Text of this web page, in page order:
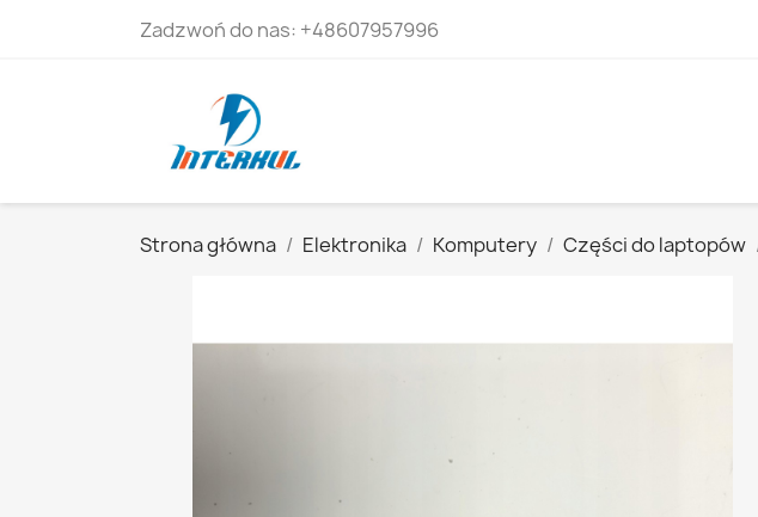
Zadzwoń do nas: +48607957996
Strona główna Elektronika Komputery Części do laptopów